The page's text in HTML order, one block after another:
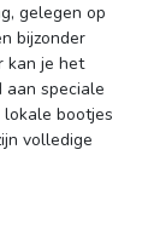
gelegen op
bijzonder
kan je het
aan speciale
bootjes
volledige